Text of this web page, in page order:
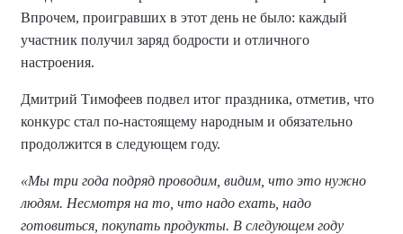
Впрочем, проигравших в этот день не было: каждый
участник получил заряд бодрости и отличного
настроения.
Дмитрий Тимофеев подвел итог праздника, отметив, что
конкурс стал по-настоящему народным и обязательно
продолжится в следующем году.
«Мы три года подряд проводим, видим, что это нужно
людям. Несмотря на то, что надо ехать, надо
готовиться, покупать продукты. В следующем году